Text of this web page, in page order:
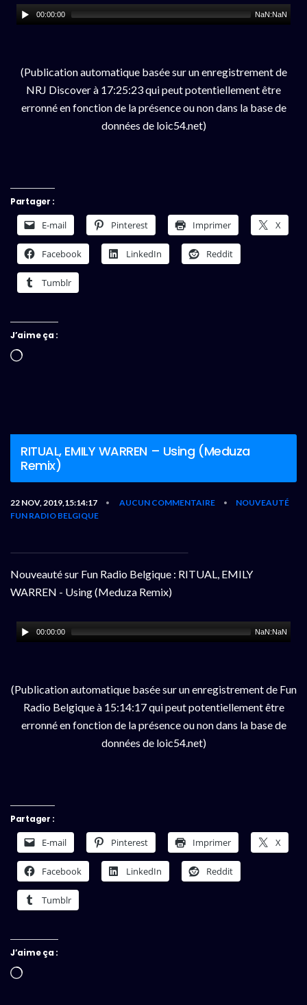
00:00:00 NaN:NaN
(Publication automatique basée sur un enregistrement de
NRJ Discover à 17:25:23 qui peut potentiellement être
erronné en fonction de la présence ou non dans la base de
données de loic54.net)
Partager :
E-mail Pinterest Imprimer X
Facebook LinkedIn Reddit
Tumblr
J’aime ça :
Chargement…
RITUAL, EMILY WARREN – Using (Meduza
Remix)
22 NOV, 2019,15:14:17 • AUCUN COMMENTAIRE •
NOUVEAUTÉ
FUN RADIO BELGIQUE
Nouveauté sur Fun Radio Belgique : RITUAL, EMILY
WARREN - Using (Meduza Remix)
00:00:00 NaN:NaN
(Publication automatique basée sur un enregistrement de Fun
Radio Belgique à 15:14:17 qui peut potentiellement être
erronné en fonction de la présence ou non dans la base de
données de loic54.net)
Partager :
E-mail Pinterest Imprimer X
Facebook LinkedIn Reddit
Tumblr
J’aime ça :
Chargement…